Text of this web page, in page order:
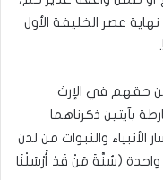
عصر الخليفة الأول
من حقهم في الإرث
بآيتين ذكرناهما
والنبوات من لدن
واحدة (سُنَّةَ مَنْ قَدْ أَرْسَلْنَا